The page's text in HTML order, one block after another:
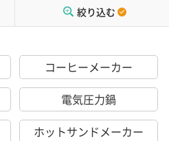
絞り込む
コーヒーメーカー
電気圧力鍋
ホットサンドメーカー